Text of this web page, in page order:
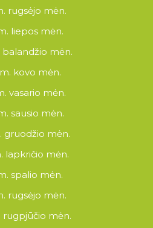
rugsėjo mėn.
liepos mėn.
balandžio mėn.
kovo mėn.
vasario mėn.
sausio mėn.
gruodžio mėn.
lapkričio mėn.
spalio mėn.
rugsėjo mėn.
rugpjūčio mėn.